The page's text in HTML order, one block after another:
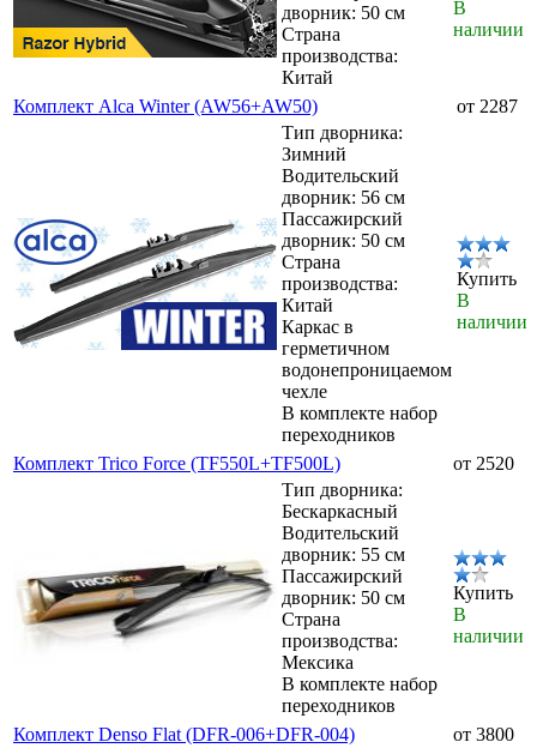
дворник: 50 см
Страна
производства:
Китай
В
наличии
Комплект Alca Winter (AW56+AW50)
от 2287
Тип дворника:
Зимний
Водительский
дворник: 56 см
Пассажирский
дворник: 50 см
Страна
производства:
Китай
Каркас в
герметичном
водонепроницаемом
чехле
В комплекте набор
переходников
Купить
В
наличии
Комплект Trico Force (TF550L+TF500L)
от 2520
Тип дворника:
Бескаркасный
Водительский
дворник: 55 см
Пассажирский
дворник: 50 см
Страна
производства:
Мексика
В комплекте набор
переходников
Купить
В
наличии
Комплект Denso Flat (DFR-006+DFR-004)
от 3800